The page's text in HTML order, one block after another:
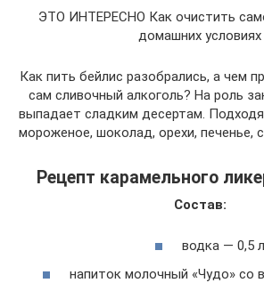
ЭТО ИНТЕРЕСНО Как очистить
домашних условиях
Как пить бейлис разобрались, а чем
сам сливочный алкоголь? На роль
выпадает сладким десертам.
мороженое, шоколад, орехи, печенье,
Рецепт карамельного
Состав:
водка — 0,5
напиток молочный «Чудо» со